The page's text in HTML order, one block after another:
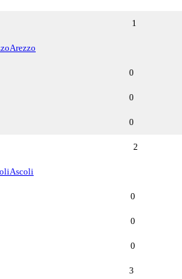
1
Arezzo
0
0
0
2
Ascoli
0
0
0
3